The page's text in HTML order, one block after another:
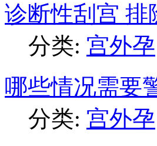
诊断性刮宫 排
分类: 宫外孕
哪些情况需要
分类: 宫外孕